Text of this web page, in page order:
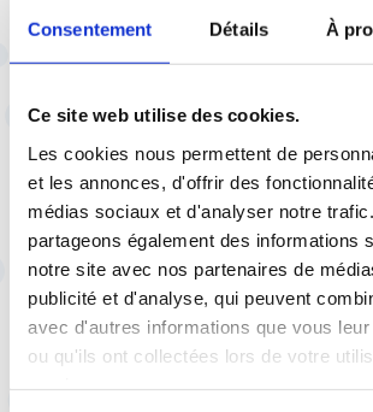
Consentement Détails À
Ce site web utilise des cookies.
Les cookies nous permettent de
et les annonces, d'offrir des
médias sociaux et d'analyser notre
partageons également des informations
notre site avec nos partenaires de
publicité et d'analyse, qui peuvent
avec d'autres informations que vous
ou qu'ils ont collectées lors de votre
l’ensemble des salariés du
de la pêche. Affiliée à la
française des travailleurs
AGRI est un acteur
dialogue social en agriculture.
activement à la négociation des
collectives, salaires, avantages
aux organismes de retraite,